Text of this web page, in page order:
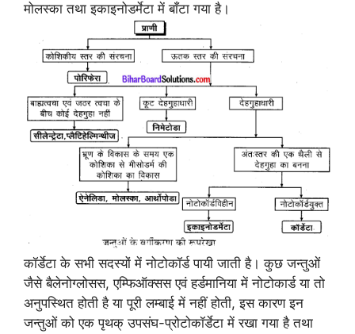
मोलस्का तथा इकाइनोडर्मेटा में बाँटा गया है।
कॉर्डेटा के सभी सदस्यों में नोटोकॉर्ड पायी जाती है। कुछ जन्तुओं
जैसे बैलेनोग्लोसस, एम्फिऑक्सस एवं हर्डमानिया में नोटोकार्ड या तो
अनुपस्थित होती है या पूरी लम्बाई में नहीं होती, इस कारण इन
जन्तुओं को एक पृथक् उपसंघ-प्रोटोकॉर्डेटा में रखा गया है तथा